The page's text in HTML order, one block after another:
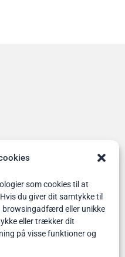
som cookies til at
du giver dit samtykke til
browsingadfærd eller unikke
eller trækker dit
på visse funktioner og